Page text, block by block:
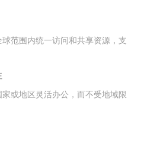
范围内统一访问和共享资源，支
或地区灵活办公，而不受地域限